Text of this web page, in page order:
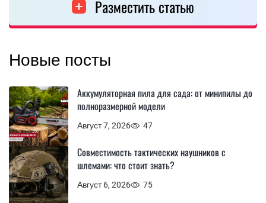
Разместить статью
Новые посты
Август 7, 2026 47
Аккумуляторная пила для сада: от минипилы до
полноразмерной модели
Август 6, 2026 75
Совместимость тактических наушников с
шлемами: что стоит знать?